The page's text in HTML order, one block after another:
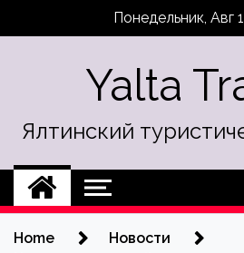
Понедельник, Авг
Yalta
Ялтинский
Home
Новости